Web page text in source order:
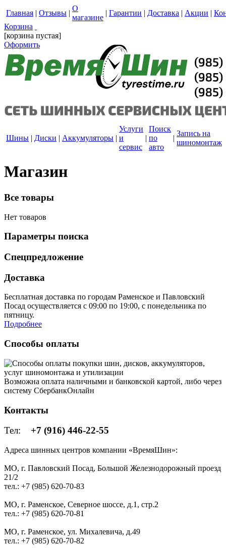
Главная | Отзывы |
О
магазине
| Гарантии | Доставка | Акции |
Корзина
[корзина пустая]
Оформить
Шины | Диски | Аккумуляторы |
Услуги
и
сервис
|
Поиск
по
авто
|
Запись на
шиномонтаж
Магазин
Все товары
Нет товаров
Параметры поиска
Спецпредложение
Доставка
Бесплатная доставка по городам Раменское и Павловский
Посад осуществляется с 09:00 по 19:00, с понедельника по
пятницу.
Подробнее
Способы оплаты
Возможна оплата наличными и банковской картой, либо через
систему СбербанкОнлайн
Контакты
Тел: +7 (916) 446-22-55
Адреса шинных центров компании «ВремяШин»:
МО, г. Павловский Посад, Большой Железнодорожный проезд
21/2
тел.: +7 (985) 620-70-83
МО, г. Раменское, Северное шоссе, д.1, стр.2
тел.: +7 (985) 620-70-81
МО, г. Раменское, ул. Михалевича, д.49
тел.: +7 (985) 620-70-82